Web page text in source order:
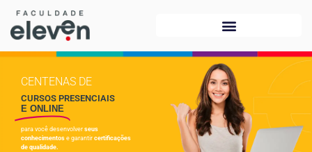
CENTENAS DE
CURSOS PRESENCIAIS
E ONLINE
para você desenvolver seus
conhecimentos e garantir certificações
de qualidade.